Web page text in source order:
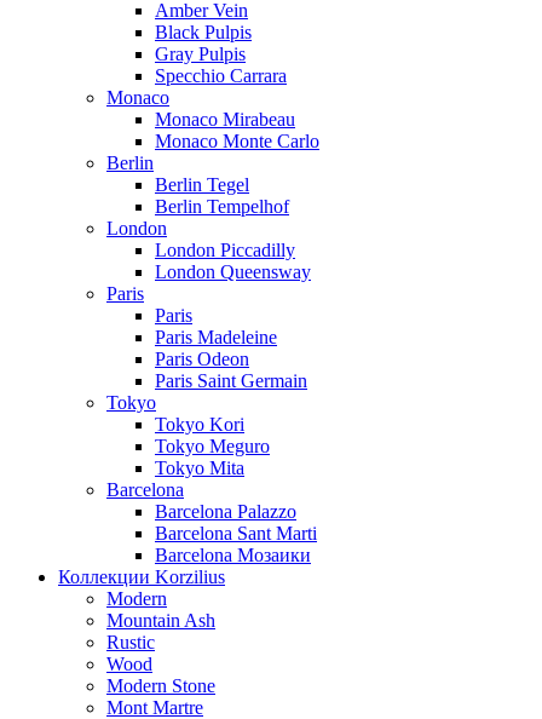
Amber Vein
Black Pulpis
Gray Pulpis
Specchio Carrara
Monaco
Monaco Mirabeau
Monaco Monte Carlo
Berlin
Berlin Tegel
Berlin Tempelhof
London
London Piccadilly
London Queensway
Paris
Paris
Paris Madeleine
Paris Odeon
Paris Saint Germain
Tokyo
Tokyo Kori
Tokyo Meguro
Tokyo Mita
Barcelona
Barcelona Palazzo
Barcelona Sant Marti
Barcelona Мозаики
Коллекции Korzilius
Modern
Mountain Ash
Rustic
Wood
Modern Stone
Mont Martre